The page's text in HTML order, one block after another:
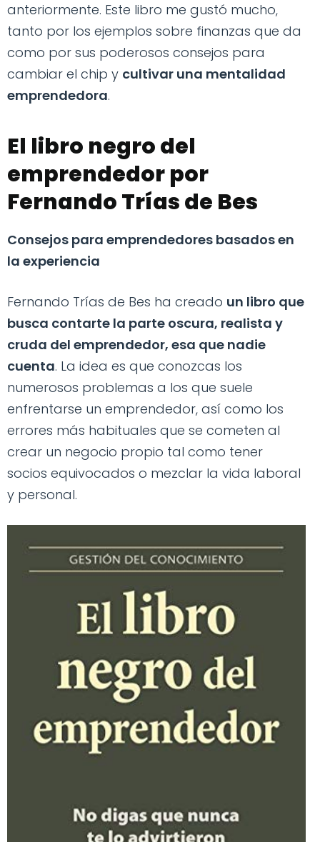
anteriormente. Este libro me gustó mucho,
tanto por los ejemplos sobre finanzas que da
como por sus poderosos consejos para
cambiar el chip y cultivar una mentalidad
emprendedora.
El libro negro del
emprendedor por
Fernando Trías de Bes
Consejos para emprendedores basados en
la experiencia
Fernando Trías de Bes ha creado un libro que
busca contarte la parte oscura, realista y
cruda del emprendedor, esa que nadie
cuenta. La idea es que conozcas los
numerosos problemas a los que suele
enfrentarse un emprendedor, así como los
errores más habituales que se cometen al
crear un negocio propio tal como tener
socios equivocados o mezclar la vida laboral
y personal.